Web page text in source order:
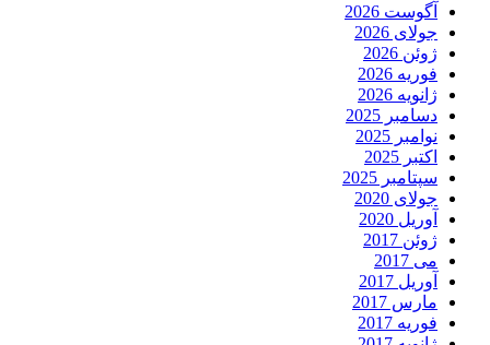
آگوست 2026
جولای 2026
ژوئن 2026
فوریه 2026
ژانویه 2026
دسامبر 2025
نوامبر 2025
اکتبر 2025
سپتامبر 2025
جولای 2020
آوریل 2020
ژوئن 2017
می 2017
آوریل 2017
مارس 2017
فوریه 2017